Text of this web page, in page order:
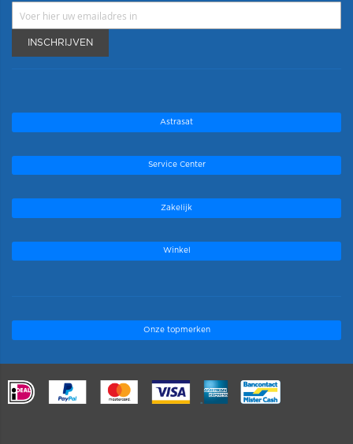
INSCHRIJVEN
Astrasat
Service Center
Zakelijk
Winkel
Onze topmerken
.